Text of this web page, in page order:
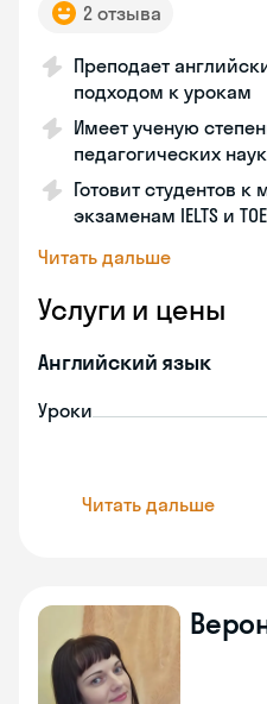
2 отзыва
Преподает
подходом к урокам
Имеет ученую
педагогических наук
Готовит студентов
экзаменам IELTS и
Читать дальше
Услуги и цены
Английский язык
Уроки
Читать дальше